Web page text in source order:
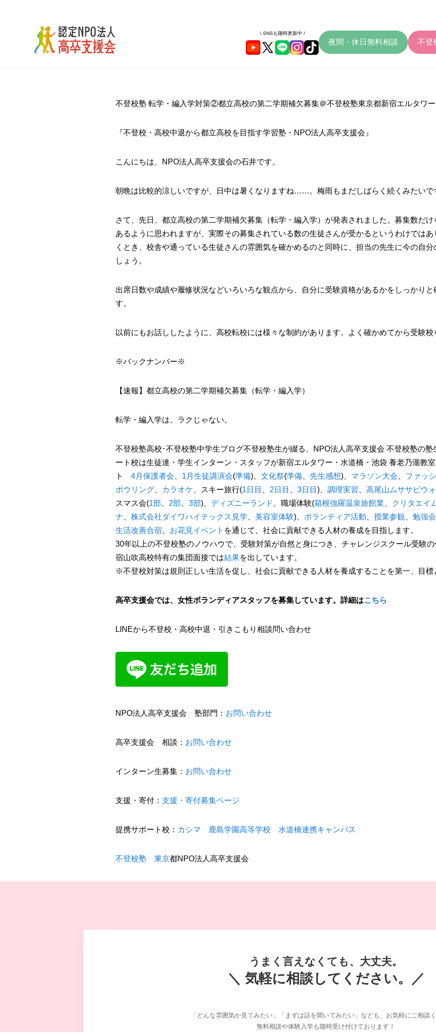
\ SNSも随時更新中 /
夜間・休日無料相談 不登
不登校塾 転学・編入学対策②都立高校の第二学期補欠募集＠不登校塾東京都新宿エルタワ
『不登校・高校中退から都立高校を目指す学習塾・NPO法人高卒支援会』
こんにちは、NPO法人高卒支援会の石井です。
朝晩は比較的涼しいですが、日中は暑くなりますね…… 。梅雨もまだしばらく続くみたいで
さて、先日、都立高校の第二学期補欠募集（転学・編入学）が発表されました。募集数だ
あるように思われますが、実際その募集されている数の生徒さんが受かるというわけでは
くとき、校舎や通っている生徒さんの雰囲気を確かめるのと同時に、担当の先生に今の自
しょう。
出席日数や成績や履修状況などいろいろな観点から、自分に受験資格があるかをしっかり
す。
以前にもお話ししたように、高校転校には様々な制約があります。よく確かめてから受験校
※バックナンバー※
【速報】都立高校の第二学期補欠募集（転学・編入学）
転学・編入学は、ラクじゃない。
不登校塾高校･不登校塾中学生ブログ不登校塾生が綴る、 NPO法人高卒支援会 不登校塾の塾
ート校は生徒達・学生インターン・スタッフが新宿エルタワー・水道橋・池袋 養老乃瀧教
ト 4月保護者会 1 月生徒講演会(準備) 文化祭(準備 先生感想) マラソン大会 ファッ
ボウリング
カラオケ 、スキー旅行(1 日目 2 日目 3日目 ) 調理実習 高尾山ムササビウ
スマス会(1部 2部 3部) ディズニーランド 、職場体験(箱根強羅温泉旅館業 クリタエイ
ナ
株式会社ダイワハイテックス見学 美容室体験) ボランティア活動 授業参観 勉強会
生活改善合宿
お花見イベント を通じて、社会に貢献できる人材の養成を目指します。
30年以上の不登校塾のノウハウで、受験対策が自然と身につき、チャレンジスクール受験
宿山吹高校特有の集団面接では結果を出しています。
※不登校対策は規則正しい生活を促し、社会に貢献できる人材を養成することを第一、目標
高卒支援会では、女性ボランディアスタッフを募集しています。詳細はこちら
LINEから不登校・高校中退・引きこもり相談問い合わせ
NPO法人高卒支援会 塾部門： お問い合わせ
高卒支援会 相談： お問い合わせ
インターン生募集： お問い合わせ
支援・寄付： 支援・寄付募集ページ
提携サポート校： カシマ 鹿島学園高等学校 水道橋連携キャンパス
不登校塾 東京都NPO法人高卒支援会
うまく言えなくても、大丈夫。
＼ 気軽に相談してください。／
「どんな雰囲気か見てみたい」「まずは話を聞いてみたい」なども、お気軽にご相談く
無料相談や体験入学も随時受け付けております！